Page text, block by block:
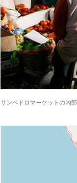
サンペドロマーケットの